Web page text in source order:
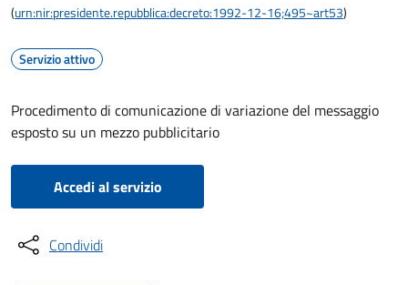
(urn:nir:presidente.repubblica:decreto:1992-12-16;495~art53)
Servizio attivo
Procedimento di comunicazione di variazione del messaggio
esposto su un mezzo pubblicitario
Accedi al servizio
Condividi